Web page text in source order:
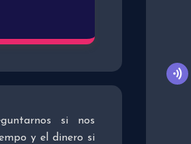
si nos
y el dinero si